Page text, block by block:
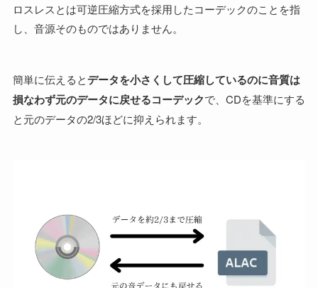
ロスレスとは可逆圧縮方式を採用したコーデックのことを指
し、音源そのものではありません。
簡単に伝えるとデータを小さくして圧縮しているのに音質は
損なわず元のデータに戻せるコーデックで、CDを基準にする
と元のデータの2/3ほどに抑えられます。